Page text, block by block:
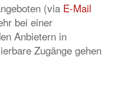
(via E-Mail
bei einer
Anbietern in
Zugänge gehen